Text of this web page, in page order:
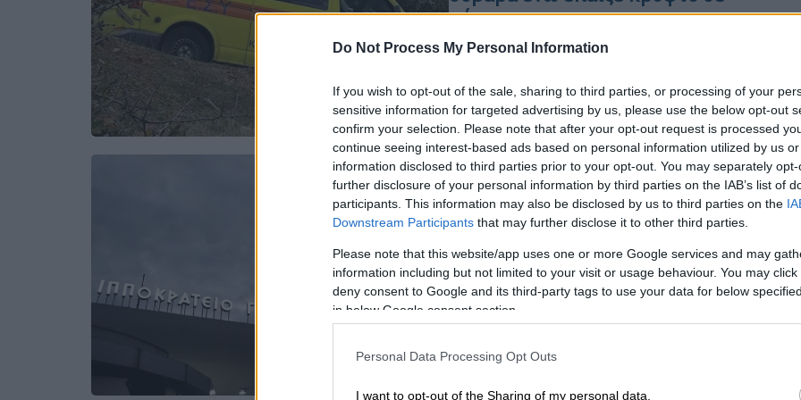
Do Not Process My Personal Information
If you wish to opt-out of the sale, sharing to third parties, or processing of your
sensitive information for targeted advertising by us, please use the below opt-out
confirm your selection. Please note that after your opt-out request is processed
continue seeing interest-based ads based on personal information utilized by us
information disclosed to third parties prior to your opt-out. You may separately
further disclosure of your personal information by third parties on the IAB’s list of
participants. This information may also be disclosed by us to third parties on the
Downstream Participants that may further disclose it to other third parties.
Please note that this website/app uses one or more Google services and may
information including but not limited to your visit or usage behaviour. You may
deny consent to Google and its third-party tags to use your data for below
in below Google consent section.
Personal Data Processing Opt Outs
I want to opt-out of the Sharing of my personal data.
πάρκο
Το παιδί είχε υποστεί σοβαρές
νοσηλευόταν διασωληνωμένο
Ελλάδα|24.02.2026 10:34
Συναγερμός στο Ιπποκράτειο
απέδρασε από τη ΜΕΘ
Βγήκε στο μπαλκόνι του τρίτου
ορόφου, πέρασε σε διπλανό θάλαμο